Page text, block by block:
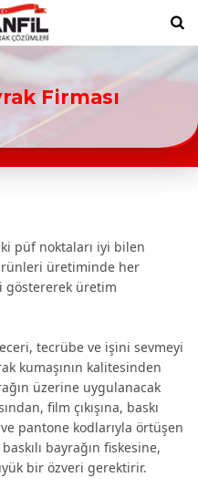
bayrağı Düzce bayrak
BayraklarıDüzce turk bayragı
Bayrak
Firması
püf noktaları iyi bilen
üretiminde her
göstererek üretim
tecrübe ve işini sevmeyi
kumaşının kalitesinden
üzerine uygulanacak
film çıkışına, baskı
ve pantone kodlarıyla örtüşen
bayrağın fiskesine,
bir özveri gerektirir.